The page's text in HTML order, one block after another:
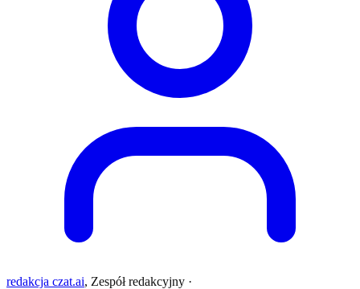
redakcja czat.ai, Zespół redakcyjny ·